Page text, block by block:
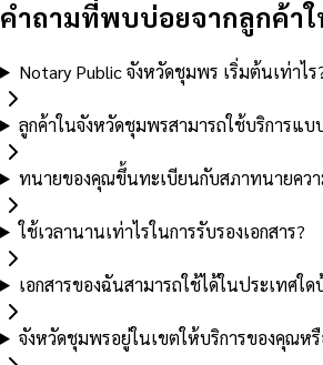
คำถามที่พบบ่อยจากลูกค้า
Notary Public จังหวัดชุมพร เริ่มต้นเท่าไร
ลูกค้าในจังหวัดชุมพรสามารถใช้บริการแ
ทนายของคุณขึ้นทะเบียนกับสภาทนายควา
ใช้เวลานานเท่าไรในการรับรองเอกสาร?
เอกสารของฉันสามารถใช้ได้ในประเทศใด
จังหวัดชุมพรอยู่ในเขตให้บริการของคุณหรื